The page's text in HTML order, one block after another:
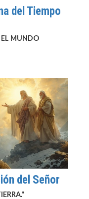
del Tiempo
EL MUNDO
del Señor